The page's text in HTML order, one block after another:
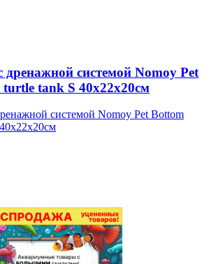
системой Nomoy Pet
tank S 40х22х20см